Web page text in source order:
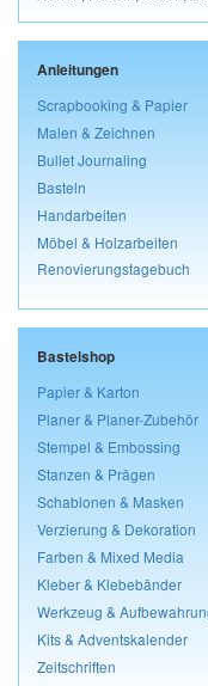
Anleitungen
Scrapbooking & Papier
Malen & Zeichnen
Bullet Journaling
Basteln
Handarbeiten
Möbel & Holzarbeiten
Renovierungstagebuch
Bastelshop
Papier & Karton
Planer & Planer-Zubehör
Stempel & Embossing
Stanzen & Prägen
Schablonen & Masken
Verzierung & Dekoration
Farben & Mixed Media
Kleber & Klebebänder
Werkzeug &
Kits & Adventskalender
Zeitschriften